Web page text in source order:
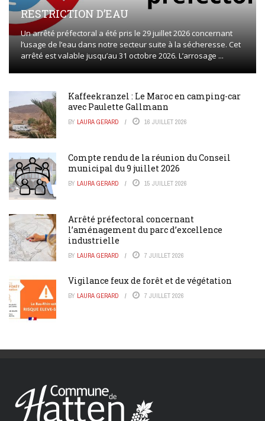
RESTRICTION D’EAU
Un arrêté préfectoral a été pris le 29 juillet 2026 concernant
l’usage de l’eau dans notre secteur suite à la sécheresse. Cet
arrêté est valable jusqu’au 31 octobre 2026. L’arrosage ...
Kaffeekranzel : Le Maroc en camping-car
avec Paulette Gallmann
BY LAURA GERARD 16 JUILLET 2026
Compte rendu de la réunion du Conseil
municipal du 9 juillet 2026
BY LAURA GERARD 15 JUILLET 2026
Arrêté préfectoral concernant
l’aménagement du parc d’excellence
industrielle
BY LAURA GERARD 7 JUILLET 2026
Vigilance feux de forêt et de végétation
BY LAURA GERARD 7 JUILLET 2026